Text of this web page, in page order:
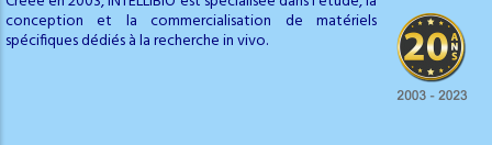
conception et la commercialisation de matériels
spécifiques dédiés à la recherche in vivo.